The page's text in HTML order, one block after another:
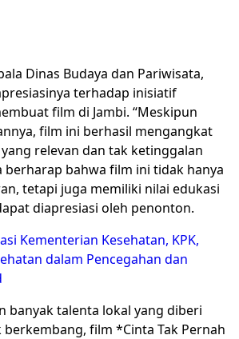
Dinas Budaya dan Pariwisata,
terhadap inisiatif
film di Jambi. “Meskipun
film ini berhasil mengangkat
relevan dan tak ketinggalan
berharap bahwa film ini tidak hanya
tetapi juga memiliki nilai edukasi
diapresiasi oleh penonton.
Kementerian Kesehatan, KPK,
dalam Pencegahan dan
banyak talenta lokal yang diberi
film *Cinta Tak Pernah